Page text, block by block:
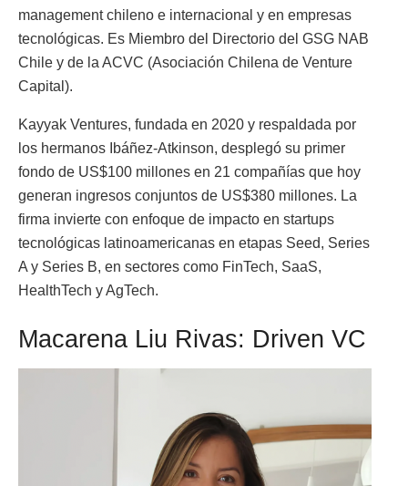
management chileno e internacional y en empresas
tecnológicas. Es Miembro del Directorio del GSG NAB
Chile y de la ACVC (Asociación Chilena de Venture
Capital).
Kayyak Ventures, fundada en 2020 y respaldada por
los hermanos Ibáñez-Atkinson, desplegó su primer
fondo de US$100 millones en 21 compañías que hoy
generan ingresos conjuntos de US$380 millones. La
firma invierte con enfoque de impacto en startups
tecnológicas latinoamericanas en etapas Seed, Series
A y Series B, en sectores como FinTech, SaaS,
HealthTech y AgTech.
Macarena Liu Rivas: Driven VC